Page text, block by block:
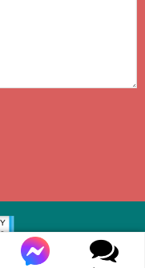
Up Top Media